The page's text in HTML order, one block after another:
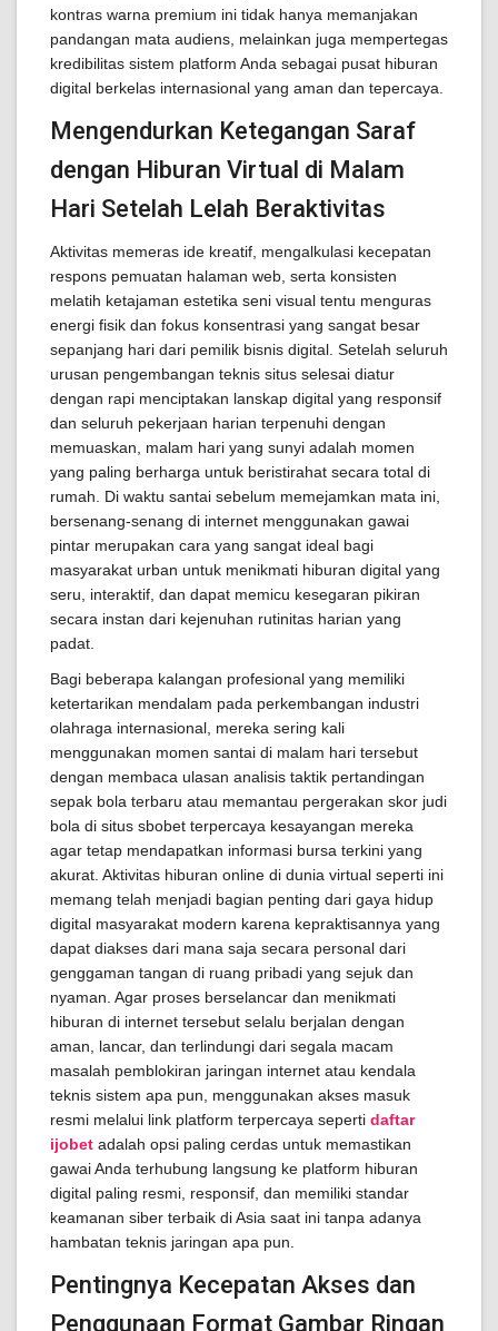
kontras warna premium ini tidak hanya memanjakan
pandangan mata audiens, melainkan juga mempertegas
kredibilitas sistem platform Anda sebagai pusat hiburan
digital berkelas internasional yang aman dan tepercaya.
Mengendurkan Ketegangan Saraf
dengan Hiburan Virtual di Malam
Hari Setelah Lelah Beraktivitas
Aktivitas memeras ide kreatif, mengalkulasi kecepatan
respons pemuatan halaman web, serta konsisten
melatih ketajaman estetika seni visual tentu menguras
energi fisik dan fokus konsentrasi yang sangat besar
sepanjang hari dari pemilik bisnis digital. Setelah seluruh
urusan pengembangan teknis situs selesai diatur
dengan rapi menciptakan lanskap digital yang responsif
dan seluruh pekerjaan harian terpenuhi dengan
memuaskan, malam hari yang sunyi adalah momen
yang paling berharga untuk beristirahat secara total di
rumah. Di waktu santai sebelum memejamkan mata ini,
bersenang-senang di internet menggunakan gawai
pintar merupakan cara yang sangat ideal bagi
masyarakat urban untuk menikmati hiburan digital yang
seru, interaktif, dan dapat memicu kesegaran pikiran
secara instan dari kejenuhan rutinitas harian yang
padat.
Bagi beberapa kalangan profesional yang memiliki
ketertarikan mendalam pada perkembangan industri
olahraga internasional, mereka sering kali
menggunakan momen santai di malam hari tersebut
dengan membaca ulasan analisis taktik pertandingan
sepak bola terbaru atau memantau pergerakan skor judi
bola di situs sbobet terpercaya kesayangan mereka
agar tetap mendapatkan informasi bursa terkini yang
akurat. Aktivitas hiburan online di dunia virtual seperti ini
memang telah menjadi bagian penting dari gaya hidup
digital masyarakat modern karena kepraktisannya yang
dapat diakses dari mana saja secara personal dari
genggaman tangan di ruang pribadi yang sejuk dan
nyaman. Agar proses berselancar dan menikmati
hiburan di internet tersebut selalu berjalan dengan
aman, lancar, dan terlindungi dari segala macam
masalah pemblokiran jaringan internet atau kendala
teknis sistem apa pun, menggunakan akses masuk
resmi melalui link platform terpercaya seperti daftar
ijobet adalah opsi paling cerdas untuk memastikan
gawai Anda terhubung langsung ke platform hiburan
digital paling resmi, responsif, dan memiliki standar
keamanan siber terbaik di Asia saat ini tanpa adanya
hambatan teknis jaringan apa pun.
Pentingnya Kecepatan Akses dan
Penggunaan Format Gambar Ringan